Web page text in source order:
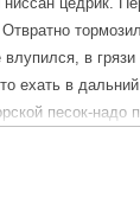
в грязи
ехать в
песок-надо
150 и всё